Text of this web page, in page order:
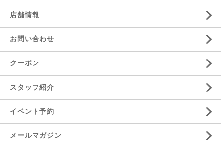
店舗情報
お問い合わせ
クーポン
スタッフ紹介
イベント予約
メールマガジン